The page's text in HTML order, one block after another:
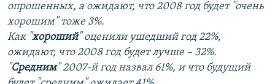
опрошенных, а ожидают, что 2008 год будет "очень
хорошим" тоже 3%.
Как "хороший" оценили ушедший год 22%,
ожидают, что 2008 год будет лучше – 32%.
"Средним" 2007-й год назвал 61%, и что будущий